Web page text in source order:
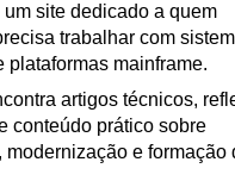
site dedicado a quem
trabalhar com
plataformas mainframe.
artigos técnicos,
conteúdo prático sobre
modernização e formação